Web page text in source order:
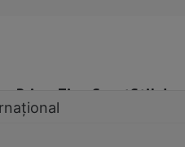
Prime Time SportStil de